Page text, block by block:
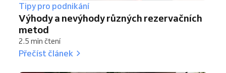
Tipy pro podnikání
Výhody a nevýhody různých rezervačních
metod
2.5 min čtení
Přečíst článek